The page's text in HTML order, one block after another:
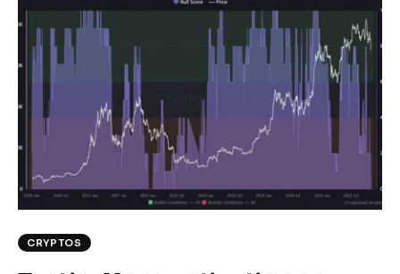
CRYPTOS